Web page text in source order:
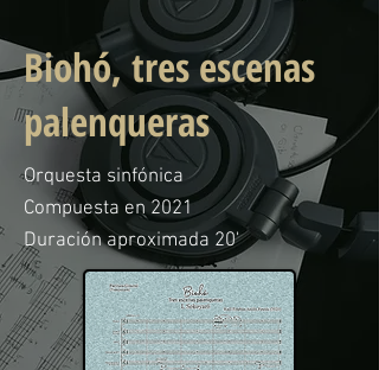
Biohó, tres escenas
palenqueras
Orquesta sinfónica
Compuesta en 2021
Duración aproximada 20'